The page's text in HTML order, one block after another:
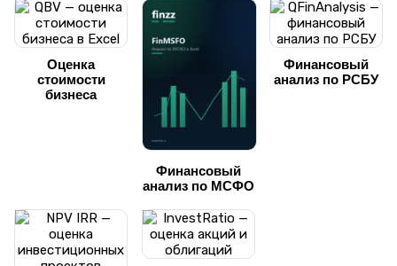
Оценка
стоимости
бизнеса
Финансовый
анализ по МСФО
Финансовый
анализ по РСБУ